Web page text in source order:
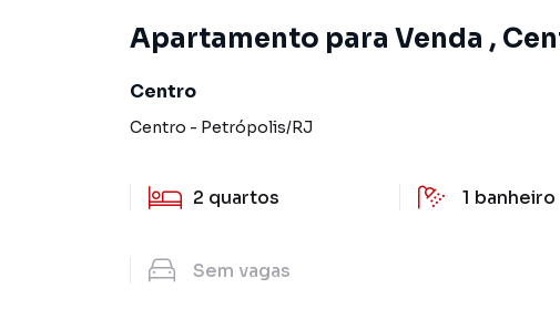
Apartamento para Venda ,
Centro
Centro - Petrópolis/RJ
2 quartos 1 banheiro
Sem vagas